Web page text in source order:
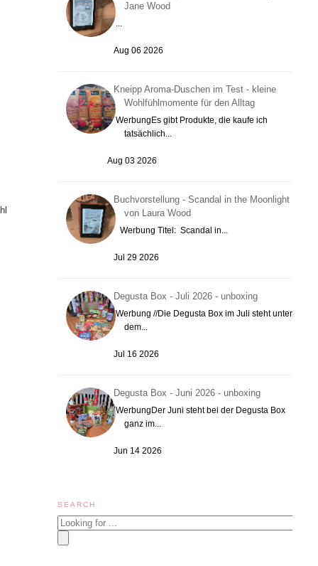
Jane Wood
...
Aug 06 2026
Kneipp Aroma-Duschen im Test - kleine
Wohlfühlmomente für den Alltag
WerbungEs gibt Produkte, die kaufe ich
tatsächlich...
Aug 03 2026
Buchvorstellung - Scandal in the Moonlight
von Laura Wood
Werbung Titel: Scandal in...
Jul 29 2026
Degusta Box - Juli 2026 - unboxing
Werbung //Die Degusta Box im Juli steht unter
dem...
Jul 16 2026
Degusta Box - Juni 2026 - unboxing
WerbungDer Juni steht bei der Degusta Box
ganz im...
Jun 14 2026
SEARCH